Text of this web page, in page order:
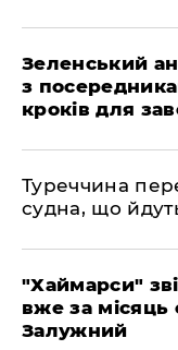
Зеленський
з
кроків для
Туреччина
судна, що
"Хаймарси"
вже за
Залужний